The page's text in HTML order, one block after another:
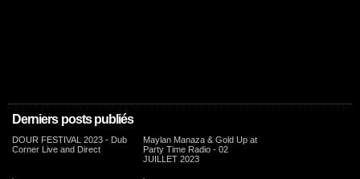
Derniers posts publiés
DOUR FESTIVAL 2023 - Dub
Corner Live and Direct
Maylan Manaza & Gold Up at
Party Time Radio - 02
JUILLET 2023